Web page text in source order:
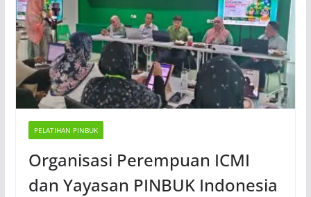
PELATIHAN PINBUK
Organisasi Perempuan ICMI
dan Yayasan PINBUK Indonesia